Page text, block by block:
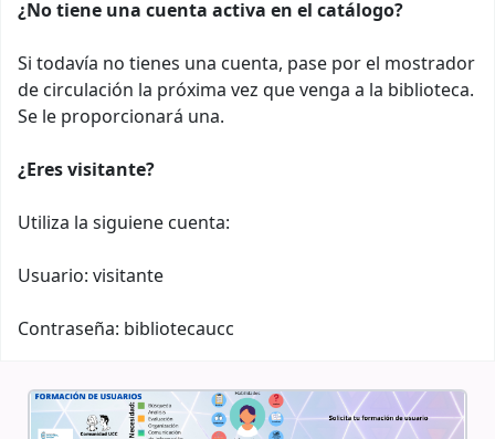
¿No tiene una cuenta activa en el catálogo?
Si todavía no tienes una cuenta, pase por el mostrador
de circulación la próxima vez que venga a la biblioteca.
Se le proporcionará una.
¿Eres visitante?
Utiliza la siguiene cuenta:
Usuario: visitante
Contraseña: bibliotecaucc